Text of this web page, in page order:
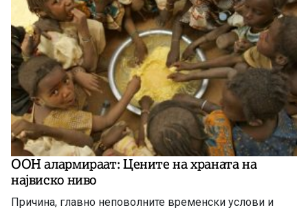
ООН алармираат: Цените на храната на
највиско ниво
Причина, главно неповолните временски услови и